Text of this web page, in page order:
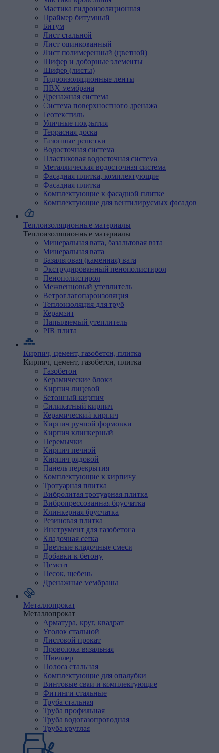
Мастика гидроизоляционная
Праймер битумный
Битум
Лист стальной
Лист оцинкованный
Лист полимеренный (цветной)
Шифер и доборные элементы
Шифер (листы)
Гидроизоляционные ленты
ПВХ мембрана
Дренажная система
Система поверхностного дренажа
Геотекстиль
Уличные покрытия
Террасная доска
Газонные решетки
Водосточная система
Пластиковая водосточная система
Металлическая водосточная система
Фасадная плитка, комплектующие
Фасадная плитка
Комплектующие к фасадной плитке
Комплектующие для вентилируемых фасадов
Теплоизоляционные материалы
Теплоизоляционные материалы
Минеральная вата, базальтовая вата
Минеральная вата
Базальтовая (каменная) вата
Экструдированный пенополистирол
Пенополистирол
Межвенцовый утеплитель
Ветровлагопароизоляция
Теплоизоляция для труб
Керамзит
Напыляемый утеплитель
PIR плита
Кирпич, цемент, газобетон, плитка
Кирпич, цемент, газобетон, плитка
Газобетон
Керамические блоки
Кирпич лицевой
Бетонный кирпич
Силикатный кирпич
Керамический кирпич
Кирпич ручной формовки
Кирпич клинкерный
Перемычки
Кирпич печной
Кирпич рядовой
Панель перекрытия
Комплектующие к кирпичу
Тротуарная плитка
Вибролитая тротуарная плитка
Вибропрессованная брусчатка
Клинкерная брусчатка
Резиновая плитка
Инструмент для газобетона
Кладочная сетка
Цветные кладочные смеси
Добавки к бетону
Цемент
Песок, щебень
Дренажные мембраны
Металлопрокат
Металлопрокат
Арматура, круг, квадрат
Уголок стальной
Листовой прокат
Проволока вязальная
Швеллер
Полоса стальная
Комплектующие для опалубки
Винтовые сваи и комплектующие
Фитинги стальные
Труба стальная
Труба профильная
Труба водогазопроводная
Труба круглая